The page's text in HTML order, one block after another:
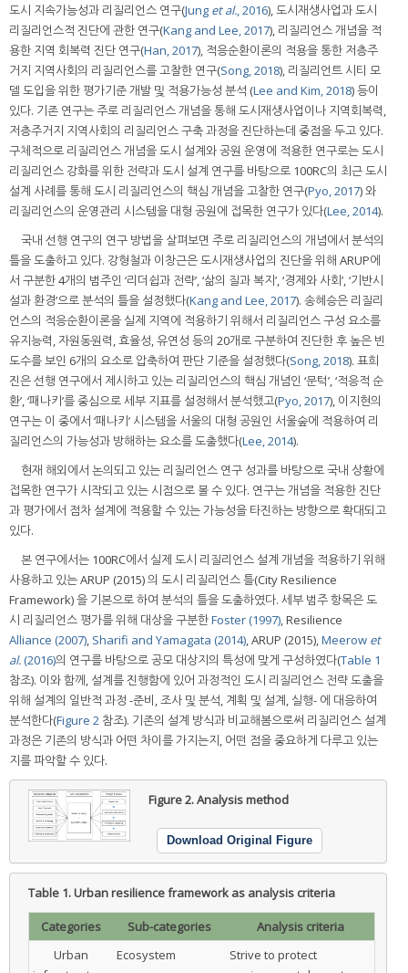
도시 지속가능성과 리질리언스 연구(Jung et al., 2016), 도시재생사업과 도시
리질리언스적 진단에 관한 연구(Kang and Lee, 2017), 리질리언스 개념을 적
용한 지역 회복력 진단 연구(Han, 2017), 적응순환이론의 적용을 통한 저층주
거지 지역사회의 리질리언스를 고찰한 연구(Song, 2018), 리질리언트 시티 모
델 도입을 위한 평가기준 개발 및 적용가능성 분석 (Lee and Kim, 2018) 등이
있다. 기존 연구는 주로 리질리언스 개념을 통해 도시재생사업이나 지역회복력,
저층주거지 지역사회의 리질리언스 구축 과정을 진단하는데 중점을 두고 있다.
구체적으로 리질리언스 개념을 도시 설계와 공원 운영에 적용한 연구로는 도시
리질리언스 강화를 위한 전략과 도시 설계 연구를 바탕으로 100RC의 최근 도시
설계 사례를 통해 도시 리질리언스의 핵심 개념을 고찰한 연구(Pyo, 2017) 와
리질리언스의 운영관리 시스템을 대형 공원에 접목한 연구가 있다(Lee, 2014).
국내 선행 연구의 연구 방법을 살펴보면 주로 리질리언스의 개념에서 분석의
틀을 도출하고 있다. 강형철과 이창근은 도시재생사업의 진단을 위해 ARUP에
서 구분한 4개의 범주인 ‘리더쉽과 전략’, ‘삶의 질과 복지’, ‘경제와 사회’, ‘기반시
설과 환경’으로 분석의 틀을 설정했다(Kang and Lee, 2017). 송혜승은 리질리
언스의 적응순환이론을 실제 지역에 적용하기 위해서 리질리언스 구성 요소를
유지능력, 자원동원력, 효율성, 유연성 등의 20개로 구분하여 진단한 후 높은 빈
도수를 보인 6개의 요소로 압축하여 판단 기준을 설정했다(Song, 2018). 표희
진은 선행 연구에서 제시하고 있는 리질리언스의 핵심 개념인 ‘문턱’, ‘적응적 순
환’, ‘패나키’를 중심으로 세부 지표를 설정해서 분석했고(Pyo, 2017), 이지현의
연구는 이 중에서 ‘패나키’ 시스템을 서울의 대형 공원인 서울숲에 적용하여 리
질리언스의 가능성과 방해하는 요소를 도출했다(Lee, 2014).
현재 해외에서 논의되고 있는 리질리언스 연구 성과를 바탕으로 국내 상황에
접목한 연구가 시작되고 있는 시점으로 볼 수 있다. 연구는 개념을 적용한 진단
과 평가에서 점차 설계에 적용할 수 있는 가능성을 타진하는 방향으로 확대되고
있다.
본 연구에서는 100RC에서 실제 도시 리질리언스 설계 개념을 적용하기 위해
사용하고 있는 ARUP (2015) 의 도시 리질리언스 틀(City Resilience
Framework) 을 기본으로 하여 분석의 틀을 도출하였다. 세부 범주 항목은 도
시 리질리언스 평가를 위해 대상을 구분한Foster (1997), Resilience
Alliance (2007), Sharifi and Yamagata (2014), ARUP (2015),Meerow et
al.(2016)의 연구를 바탕으로 공모 대상지의 특성에 맞게 구성하였다(Table 1
참조). 이와 함께, 설계를 진행함에 있어 과정적인 도시 리질리언스 전략 도출을
위해 설계의 일반적 과정 -준비, 조사 및 분석, 계획 및 설계, 실행- 에 대응하여
분석한다(Figure 2 참조). 기존의 설계 방식과 비교해봄으로써 리질리언스 설계
과정은 기존의 방식과 어떤 차이를 가지는지, 어떤 점을 중요하게 다루고 있는
지를 파악할 수 있다.
Figure 2.Analysis method
Download Original Figure
Table 1.Urban resilience framework as analysis criteria
Categories Sub-categories
Analysis criteria
Urban
Ecosystem
Strive to protect